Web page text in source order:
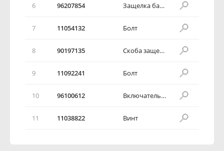
6 96207854 Защелка багажного отсека
7 11054132 Болт
8 90197135 Скоба защелки
9 11092241 Болт
10 96100612 Включатель контакта багажника
11 11038822 Винт